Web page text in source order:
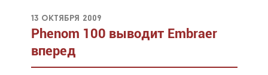
13 октября 2009
Phenom 100 выводит Embraer
вперед